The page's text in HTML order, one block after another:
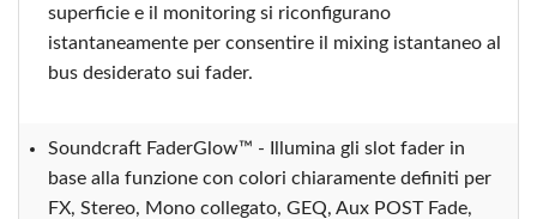
superficie e il monitoring si riconfigurano
istantaneamente per consentire il mixing istantaneo al
bus desiderato sui fader.
Soundcraft FaderGlow™ - Illumina gli slot fader in
base alla funzione con colori chiaramente definiti per
FX, Stereo, Mono collegato, GEQ, Aux POST Fade,